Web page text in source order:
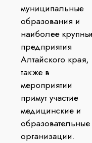
муниципальные
образования и
наиболее
предприятия
Алтайского края,
также в
мероприятии
примут участие
медицинские и
образовательные
организации.